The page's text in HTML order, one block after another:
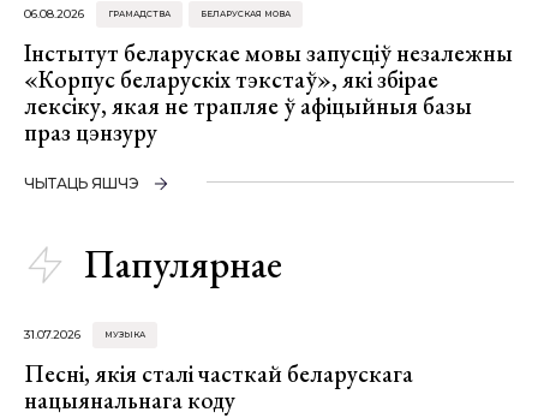
06.08.2026 ГРАМАДСТВА БЕЛАРУСКАЯ МОВА
Інстытут беларускае мовы запусціў незалежны
«Корпус беларускіх тэкстаў», які збірае
лексіку, якая не трапляе ў афіцыйныя базы
праз цэнзуру
ЧЫТАЦЬ ЯШЧЭ
Папулярнае
31.07.2026 МУЗЫКА
Песні, якія сталі часткай беларускага
нацыянальнага коду